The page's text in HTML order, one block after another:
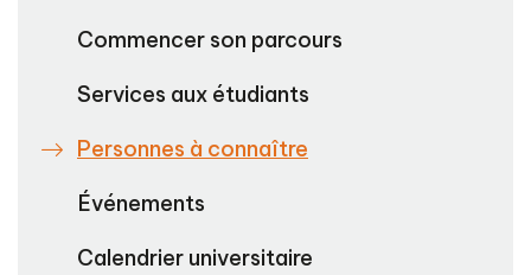
Commencer son parcours
Services aux étudiants
Personnes à connaître
Événements
Calendrier universitaire